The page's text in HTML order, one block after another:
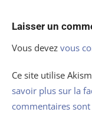
Laisser un
Vous devez vous
Ce site utilise
savoir plus sur la
commentaires